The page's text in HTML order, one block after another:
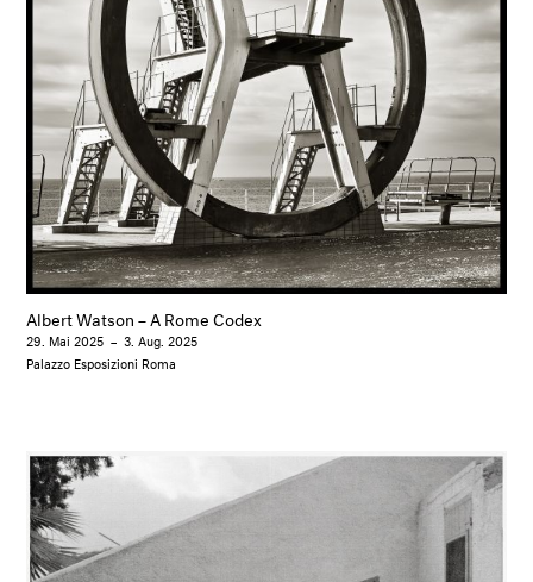
Albert Watson – A Rome Codex
29. Mai 2025 –3. Aug. 2025
Palazzo Esposizioni Roma